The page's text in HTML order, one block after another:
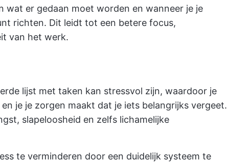
wat er gedaan moet worden en wanneer je je
richten. Dit leidt tot een betere focus,
van het werk.
lijst met taken kan stressvol zijn, waardoor je
je je zorgen maakt dat je iets belangrijks vergeet.
slapeloosheid en zelfs lichamelijke
te verminderen door een duidelijk systeem te